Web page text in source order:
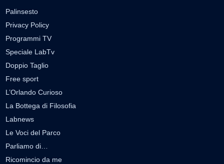
Palinsesto
Privacy Policy
Programmi TV
Speciale LabTv
Doppio Taglio
Free sport
L’Orlando Curioso
La Bottega di Filosofia
Labnews
Le Voci del Parco
Parliamo di…
Ricomincio da me